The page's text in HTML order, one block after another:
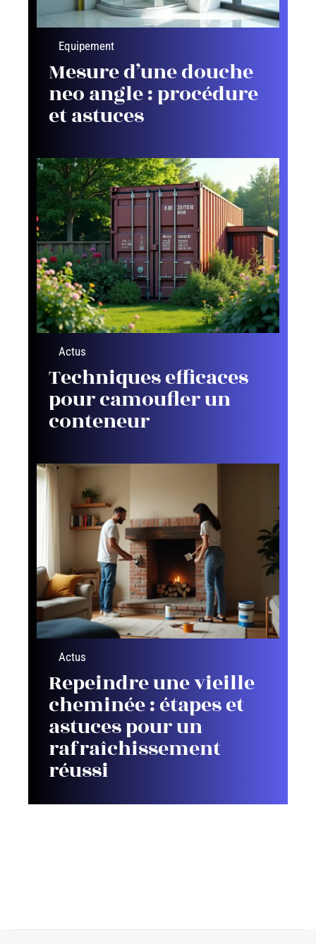
Equipement
Mesure d’une douche
neo angle : procédure
et astuces
Actus
Techniques efficaces
pour camoufler un
conteneur
Actus
Repeindre une vieille
cheminée : étapes et
astuces pour un
rafraîchissement
réussi